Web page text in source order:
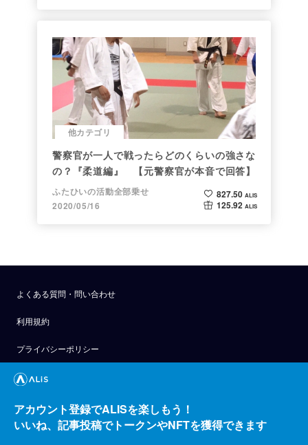
他カテゴリ
警察官が一人で戦ったらどのくらいの強さな
の？『柔道編』 【元警察官が本音で回答】
ふたひいの活動全部乗せ
2020/05/16
827.50 ALIS
125.92 ALIS
よくある質問・問い合わせ
利用規約
プライバシーポリシー
公式アナウンス
技術ブログ
API
アカウント登録でALISを楽しもう！
いいね、記事投稿でトークンやNFTを獲得できます